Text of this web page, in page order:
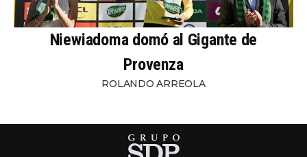
Niewiadoma domó al Gigante de
Provenza
ROLANDO ARREOLA